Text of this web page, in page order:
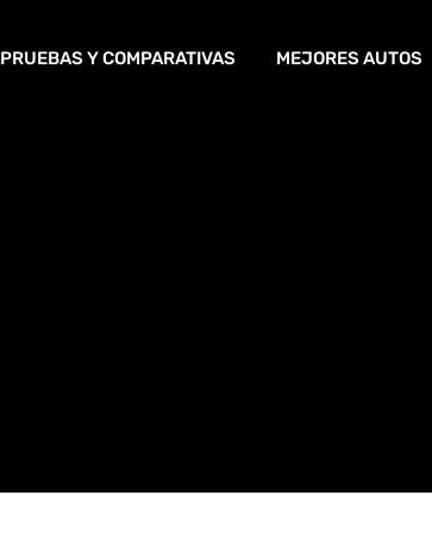
PRUEBAS Y COMPARATIVAS MEJORES AUTOS